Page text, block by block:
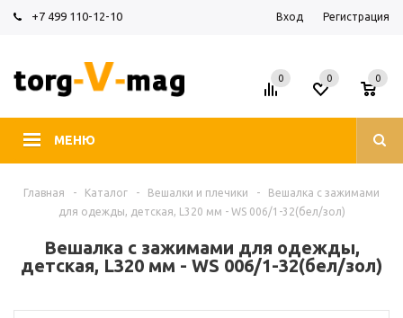
+7 499 110-12-10 Вход Регистрация
МЕНЮ
0 0
0
Главная - Каталог - Вешалки и плечики -
Вешалка с зажимами
для одежды, детская, L320 мм - WS 006/1-32(бел/зол)
Вешалка с зажимами для одежды,
детская, L320 мм - WS 006/1-32(бел/зол)